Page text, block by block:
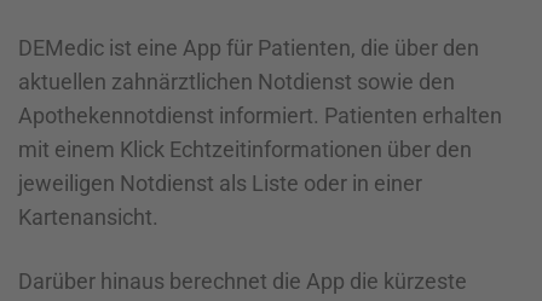
DEMedic ist eine App für Patienten, die über den
aktuellen zahnärztlichen Notdienst sowie den
Apothekennotdienst informiert. Patienten erhalten
mit einem Klick Echtzeitinformationen über den
jeweiligen Notdienst als Liste oder in einer
Kartenansicht.
Darüber hinaus berechnet die App die kürzeste